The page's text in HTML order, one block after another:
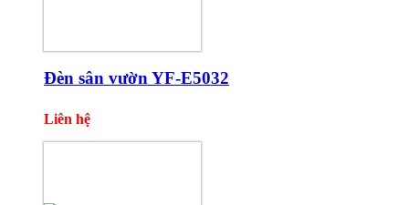
Đèn sân vườn YF-E5032
Liên hệ